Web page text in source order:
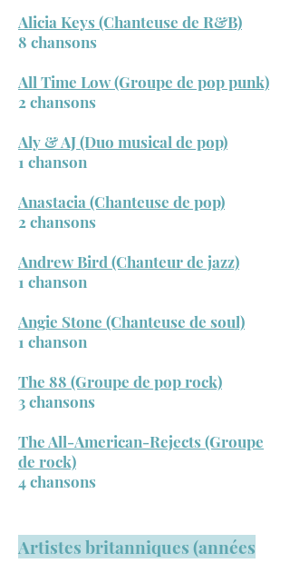
Alicia Keys (Chanteuse de R&B)
8 chansons
All Time Low (Groupe de pop punk)
2 chansons
Aly & AJ (Duo musical de pop)
1 chanson
Anastacia (Chanteuse de pop)
2 chansons
Andrew Bird (Chanteur de jazz)
1 chanson
Angie Stone (Chanteuse de soul)
1 chanson
The 88 (Groupe de pop rock)
3 chansons
The All-American-Rejects (Groupe
de rock)
4 chansons
Artistes britanniques (années